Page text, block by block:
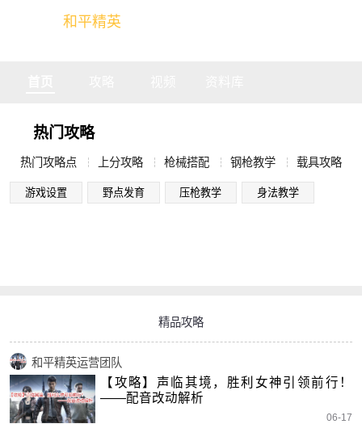
和平精英
热门攻略
热门攻略点 上分攻略 枪械搭配 钢枪教学 载具攻略
游戏设置 野点发育 压枪教学 身法教学
精品攻略
和平精英运营团队
【攻略】声临其境，胜利女神引领前行！
——配音改动解析
06-17